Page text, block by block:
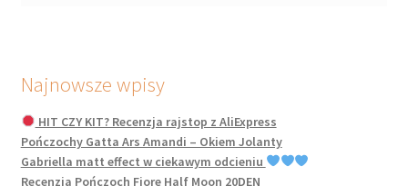
Najnowsze wpisy
HIT CZY KIT? Recenzja rajstop z AliExpress
Pończochy Gatta Ars Amandi – Okiem Jolanty
Gabriella matt effect w ciekawym odcieniu
Recenzja Pończoch Fiore Half Moon 20DEN